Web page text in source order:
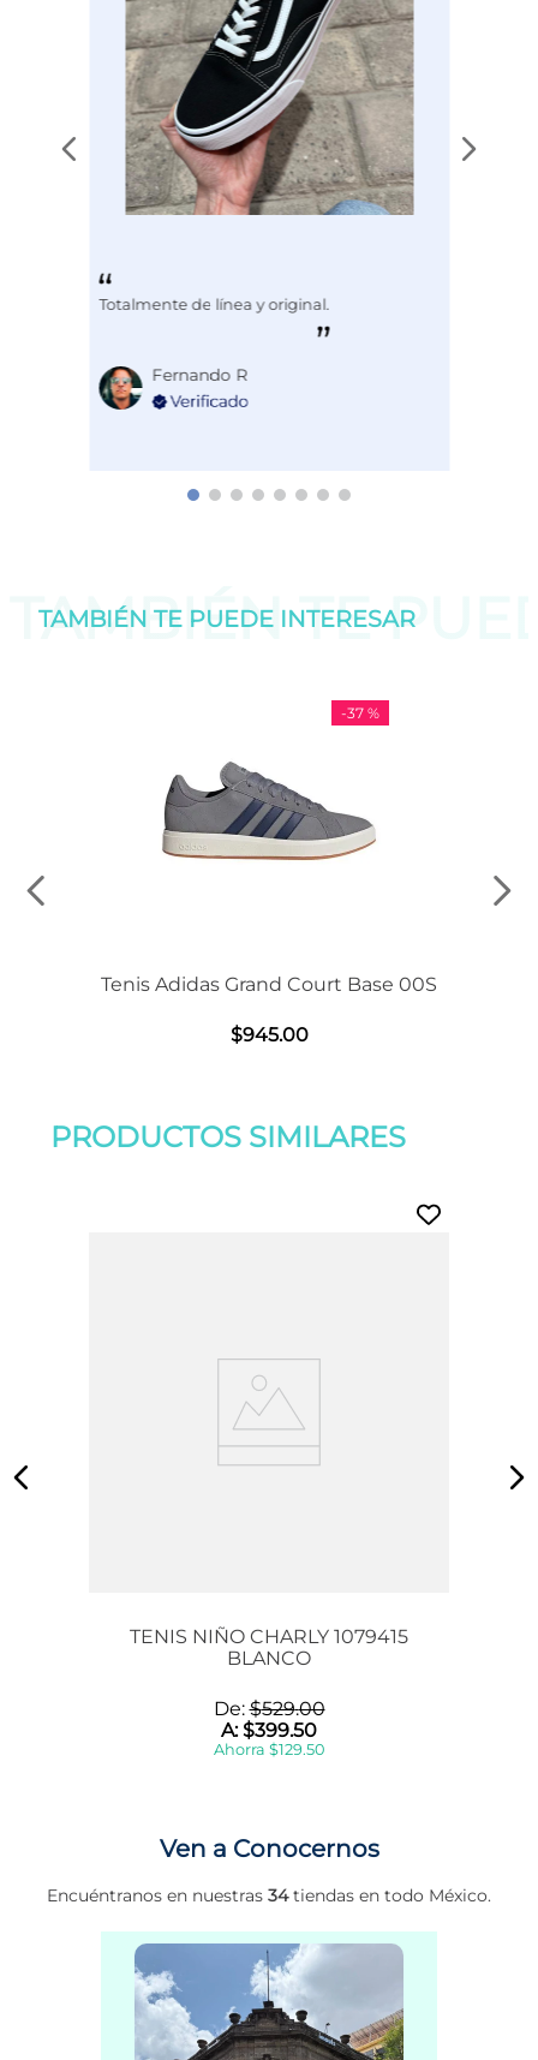
Totalmente de línea y original.
Fernando R
TAMBIÉN TE
TAMBIÉN TE PUEDE INTERESAR
-37 %
Tenis Adidas Grand Court Base 00S
$945.00
PRODUCTOS SIMILARES
TENIS NIÑO CHARLY 1079415
BLANCO
De:$529.00
A:$399.50
Ahorra $129.50
Ven a Conocernos
Encuéntranos en nuestras 34tiendas en todo México.